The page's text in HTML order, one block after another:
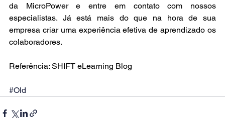
da MicroPower e entre em contato com nossos
especialistas. Já está mais do que na hora de sua
empresa criar uma experiência efetiva de aprendizado os
colaboradores.
Referência: SHIFT eLearning Blog
#Old